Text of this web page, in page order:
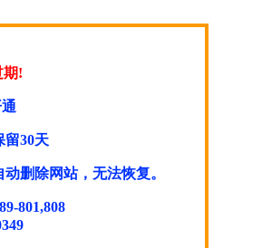
期!
留30天
删除网站，无法恢复。
801,808